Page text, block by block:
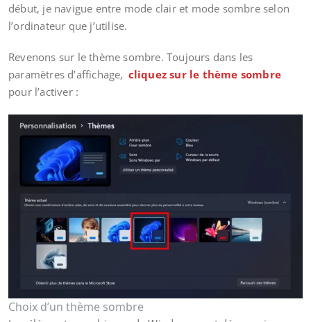
début, je navigue entre mode clair et mode sombre selon
l’ordinateur que j’utilise.
Revenons sur le thème sombre. Toujours dans les
paramètres d’affichage, cliquez sur le thème sombre
pour l’activer :
Choix d’un thème sombre